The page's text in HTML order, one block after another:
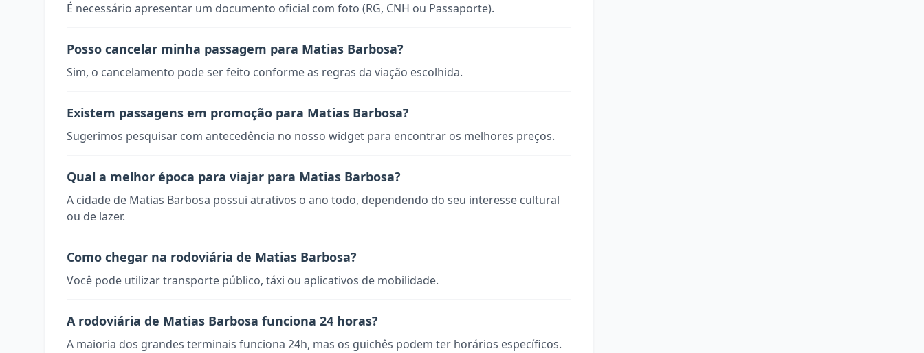
É necessário apresentar um documento oficial com foto (RG, CNH ou Passaporte).
Posso cancelar minha passagem para Matias Barbosa?
Sim, o cancelamento pode ser feito conforme as regras da viação escolhida.
Existem passagens em promoção para Matias Barbosa?
Sugerimos pesquisar com antecedência no nosso widget para encontrar os melhores preços.
Qual a melhor época para viajar para Matias Barbosa?
A cidade de Matias Barbosa possui atrativos o ano todo, dependendo do seu interesse cultural
ou de lazer.
Como chegar na rodoviária de Matias Barbosa?
Você pode utilizar transporte público, táxi ou aplicativos de mobilidade.
A rodoviária de Matias Barbosa funciona 24 horas?
A maioria dos grandes terminais funciona 24h, mas os guichês podem ter horários específicos.